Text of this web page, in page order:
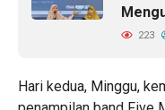
223
Hari kedua, Minggu,